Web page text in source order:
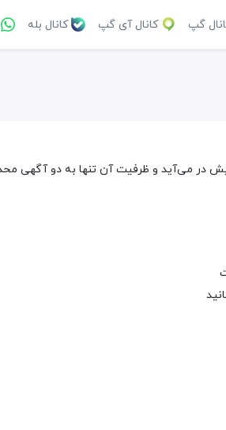
گپ کانال آی گپ کانال بله